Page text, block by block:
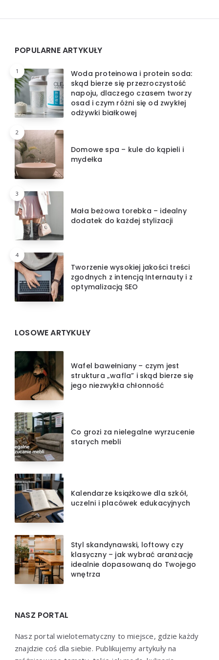
Widgets
POPULARNE ARTYKUŁY
1
Woda proteinowa i protein soda:
skąd bierze się przezroczystość
napoju, dlaczego czasem tworzy
osad i czym różni się od zwykłej
odżywki białkowej
2
Domowe spa – kule do kąpieli i
mydełka
3
Mała beżowa torebka – idealny
dodatek do każdej stylizacji
4
Tworzenie wysokiej jakości treści
zgodnych z intencją Internauty i z
optymalizacją SEO
LOSOWE ARTYKUŁY
Wafel bawełniany – czym jest
struktura „wafla” i skąd bierze się
jego niezwykła chłonność
Co grozi za nielegalne wyrzucenie
starych mebli
Kalendarze książkowe dla szkół,
uczelni i placówek edukacyjnych
Styl skandynawski, loftowy czy
klasyczny – jak wybrać aranżację
idealnie dopasowaną do Twojego
wnętrza
NASZ PORTAL
Nasz portal wielotematyczny to miejsce, gdzie każdy
znajdzie coś dla siebie. Publikujemy artykuły na